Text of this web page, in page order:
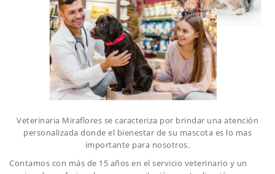
Veterinaria Miraflores se caracteriza por brindar una atención
personalizada donde el bienestar de su mascota es lo mas
importante para nosotros.
Contamos con más de 15 años en el servicio veterinario y un